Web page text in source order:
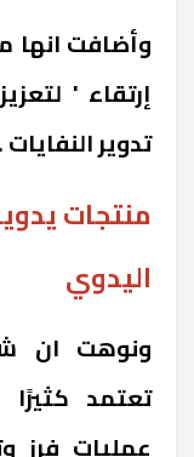
وأضافت
إرتقاء '
تدوير النفايات .
منتجات
اليدوي
ونوهت ان
تعتمد
عمليات فرز